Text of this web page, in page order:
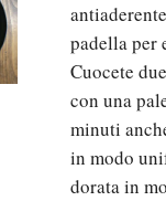
padella per
Cuocete
con una
minuti
in modo
dorata in